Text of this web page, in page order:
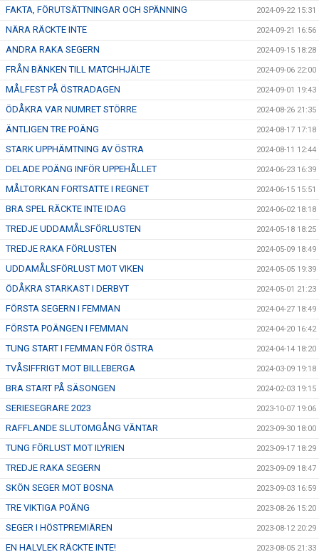
FAKTA, FÖRUTSÄTTNINGAR OCH SPÄNNING 2024-09-22 15:31
NÄRA RÄCKTE INTE 2024-09-21 16:56
ANDRA RAKA SEGERN 2024-09-15 18:28
FRÅN BÄNKEN TILL MATCHHJÄLTE 2024-09-06 22:00
MÅLFEST PÅ ÖSTRADAGEN 2024-09-01 19:43
ÖDÅKRA VAR NUMRET STÖRRE 2024-08-26 21:35
ÄNTLIGEN TRE POÄNG 2024-08-17 17:18
STARK UPPHÄMTNING AV ÖSTRA 2024-08-11 12:44
DELADE POÄNG INFÖR UPPEHÅLLET 2024-06-23 16:39
MÅLTORKAN FORTSATTE I REGNET 2024-06-15 15:51
BRA SPEL RÄCKTE INTE IDAG 2024-06-02 18:18
TREDJE UDDAMÅLSFÖRLUSTEN 2024-05-18 18:25
TREDJE RAKA FÖRLUSTEN 2024-05-09 18:49
UDDAMÅLSFÖRLUST MOT VIKEN 2024-05-05 19:39
ÖDÅKRA STARKAST I DERBYT 2024-05-01 21:23
FÖRSTA SEGERN I FEMMAN 2024-04-27 18:49
FÖRSTA POÄNGEN I FEMMAN 2024-04-20 16:42
TUNG START I FEMMAN FÖR ÖSTRA 2024-04-14 18:20
TVÅSIFFRIGT MOT BILLEBERGA 2024-03-09 19:18
BRA START PÅ SÄSONGEN 2024-02-03 19:15
SERIESEGRARE 2023 2023-10-07 19:06
RAFFLANDE SLUTOMGÅNG VÄNTAR 2023-09-30 18:00
TUNG FÖRLUST MOT ILYRIEN 2023-09-17 18:29
TREDJE RAKA SEGERN 2023-09-09 18:47
SKÖN SEGER MOT BOSNA 2023-09-03 16:59
TRE VIKTIGA POÄNG 2023-08-26 15:20
SEGER I HÖSTPREMIÄREN 2023-08-12 20:29
EN HALVLEK RÄCKTE INTE! 2023-08-05 21:33